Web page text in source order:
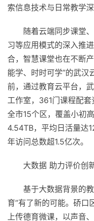
索信息技术与日常教学
随着云端同步课堂
习等应用模式的深入推
合，智慧课堂也在不断
能学、时时可学”的武汉
前，通过教育云平台，
工作室，361门课程配
全市15个区，覆盖小初
4.54TB， 平均日活量达
年访问总数超1.5亿次。
大数据 助力评价创
基于大数据背景的
育”有了新的可能。硚口
上传德育微课，以声音